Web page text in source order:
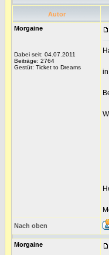
Autor
Morgaine
Dabei seit: 04.07.2011
Beiträge: 2764
Gestüt: Ticket to Dreams
Nach oben
Morgaine